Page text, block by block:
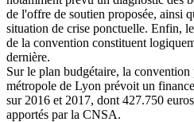
de l'offre de soutien proposée, ainsi
situation de crise ponctuelle. Enfin,
de la convention constituent
dernière.
Sur le plan budgétaire, la convention
métropole de Lyon prévoit un
sur 2016 et 2017, dont 427.750
apportés par la CNSA.